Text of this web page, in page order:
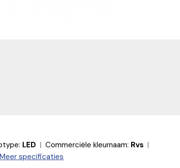
LED Commerciële kleurnaam: Rvs
Meer specificaties